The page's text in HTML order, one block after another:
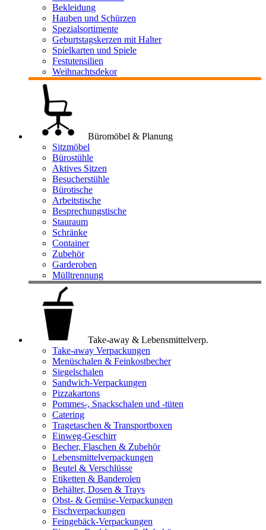
Bekleidung
Hauben und Schürzen
Spezialsortimente
Geburtstagskerzen mit Halter
Spielkarten und Spiele
Festutensilien
Weihnachtsdekor
Büromöbel & Planung
Sitzmöbel
Bürostühle
Aktives Sitzen
Besucherstühle
Bürotische
Arbeitstische
Besprechungstische
Stauraum
Schränke
Container
Zubehör
Garderoben
Mülltrennung
Take-away & Lebensmittelverp.
Take-away Verpackungen
Menüschalen & Feinkostbecher
Siegelschalen
Sandwich-Verpackungen
Pizzakartons
Pommes-, Snackschalen und -tüten
Catering
Tragetaschen & Transportboxen
Einweg-Geschirr
Becher, Flaschen & Zubehör
Lebensmittelverpackungen
Beutel & Verschlüsse
Etiketten & Banderolen
Behälter, Dosen & Trays
Obst- & Gemüse-Verpackungen
Fischverpackungen
Feingebäck-Verpackungen